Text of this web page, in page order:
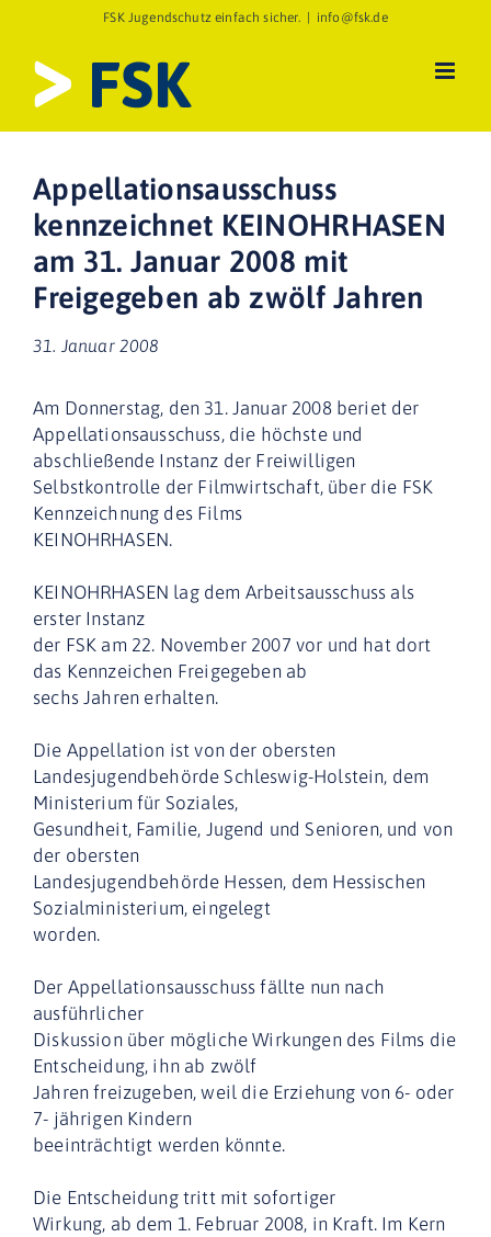
springen
FSK Jugendschutz einfach sicher. info@fsk.de
Appellationsausschuss
kennzeichnet KEINOHRHASEN
am 31. Januar 2008 mit
Freigegeben ab zwölf Jahren
31. Januar 2008
Am Donnerstag, den 31. Januar 2008 beriet der
Appellationsausschuss, die höchste und
abschließende Instanz der Freiwilligen
Selbstkontrolle der Filmwirtschaft, über die FSK
Kennzeichnung des Films
KEINOHRHASEN.
KEINOHRHASEN lag dem Arbeitsausschuss als
erster Instanz
der FSK am 22. November 2007 vor und hat dort
das Kennzeichen Freigegeben ab
sechs Jahren erhalten.
Die Appellation ist von der obersten
Landesjugendbehörde Schleswig-Holstein, dem
Ministerium für Soziales,
Gesundheit, Familie, Jugend und Senioren, und von
der obersten
Landesjugendbehörde Hessen, dem Hessischen
Sozialministerium, eingelegt
worden.
Der Appellationsausschuss fällte nun nach
ausführlicher
Diskussion über mögliche Wirkungen des Films die
Entscheidung, ihn ab zwölf
Jahren freizugeben, weil die Erziehung von 6- oder
7- jährigen Kindern
beeinträchtigt werden könnte.
Die Entscheidung tritt mit sofortiger
Wirkung, ab dem 1. Februar 2008, in Kraft. Im Kern